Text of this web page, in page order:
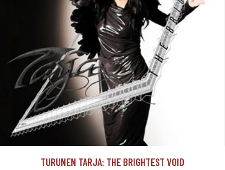
TURUNEN TARJA: THE BRIGHTEST VOID